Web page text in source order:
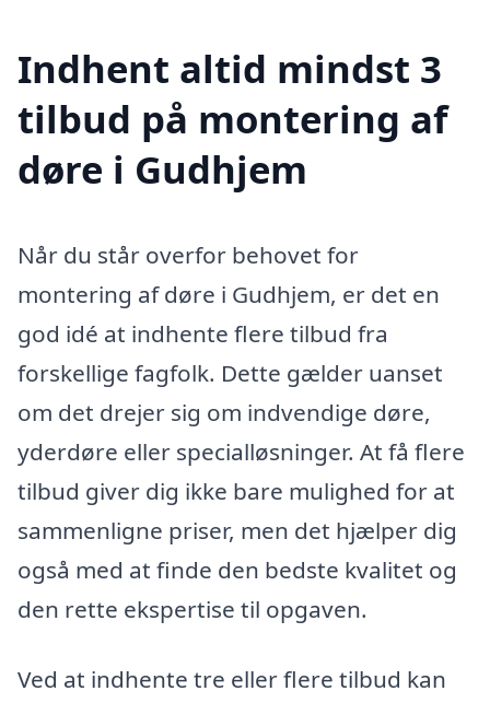
Indhent altid mindst 3
tilbud på montering af
døre i Gudhjem
Når du står overfor behovet for
montering af døre i Gudhjem, er det en
god idé at indhente flere tilbud fra
forskellige fagfolk. Dette gælder uanset
om det drejer sig om indvendige døre,
yderdøre eller specialløsninger. At få flere
tilbud giver dig ikke bare mulighed for at
sammenligne priser, men det hjælper dig
også med at finde den bedste kvalitet og
den rette ekspertise til opgaven.
Ved at indhente tre eller flere tilbud kan